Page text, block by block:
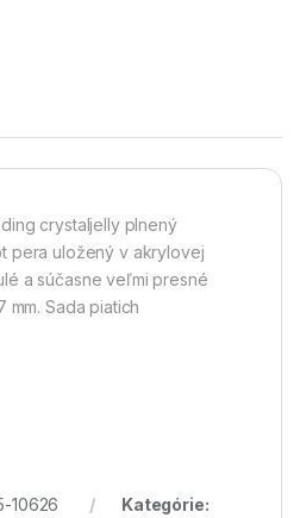
crystaljelly plnený
pera uložený v akrylovej
a súčasne veľmi presné
mm. Sada piatich
10626
Kategórie: